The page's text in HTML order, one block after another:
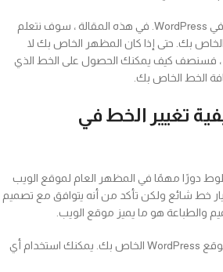
هناك عدة طرق لتغيير الخط في WordPress. في هذه المقالة ، سوف نتعلم
كيفية تغيير خط WordPress الخاص بك. حتى إذا كان المظهر الخاص بك لا
، فسنصف كيف يمكنك الحصول على الخط الذي
الخط الخاص بك.
تغيير الخط في
دورًا مهمًا في المظهر العام لموقع الويب
خط شائع ولكن تأكد من أنه يتوافق مع تصميم
والطباعة هو ما يميز موقع الويب.
هناك عدة طرق لتغيير خط موقع WordPress الخاص بك. يمكنك استخدام أي